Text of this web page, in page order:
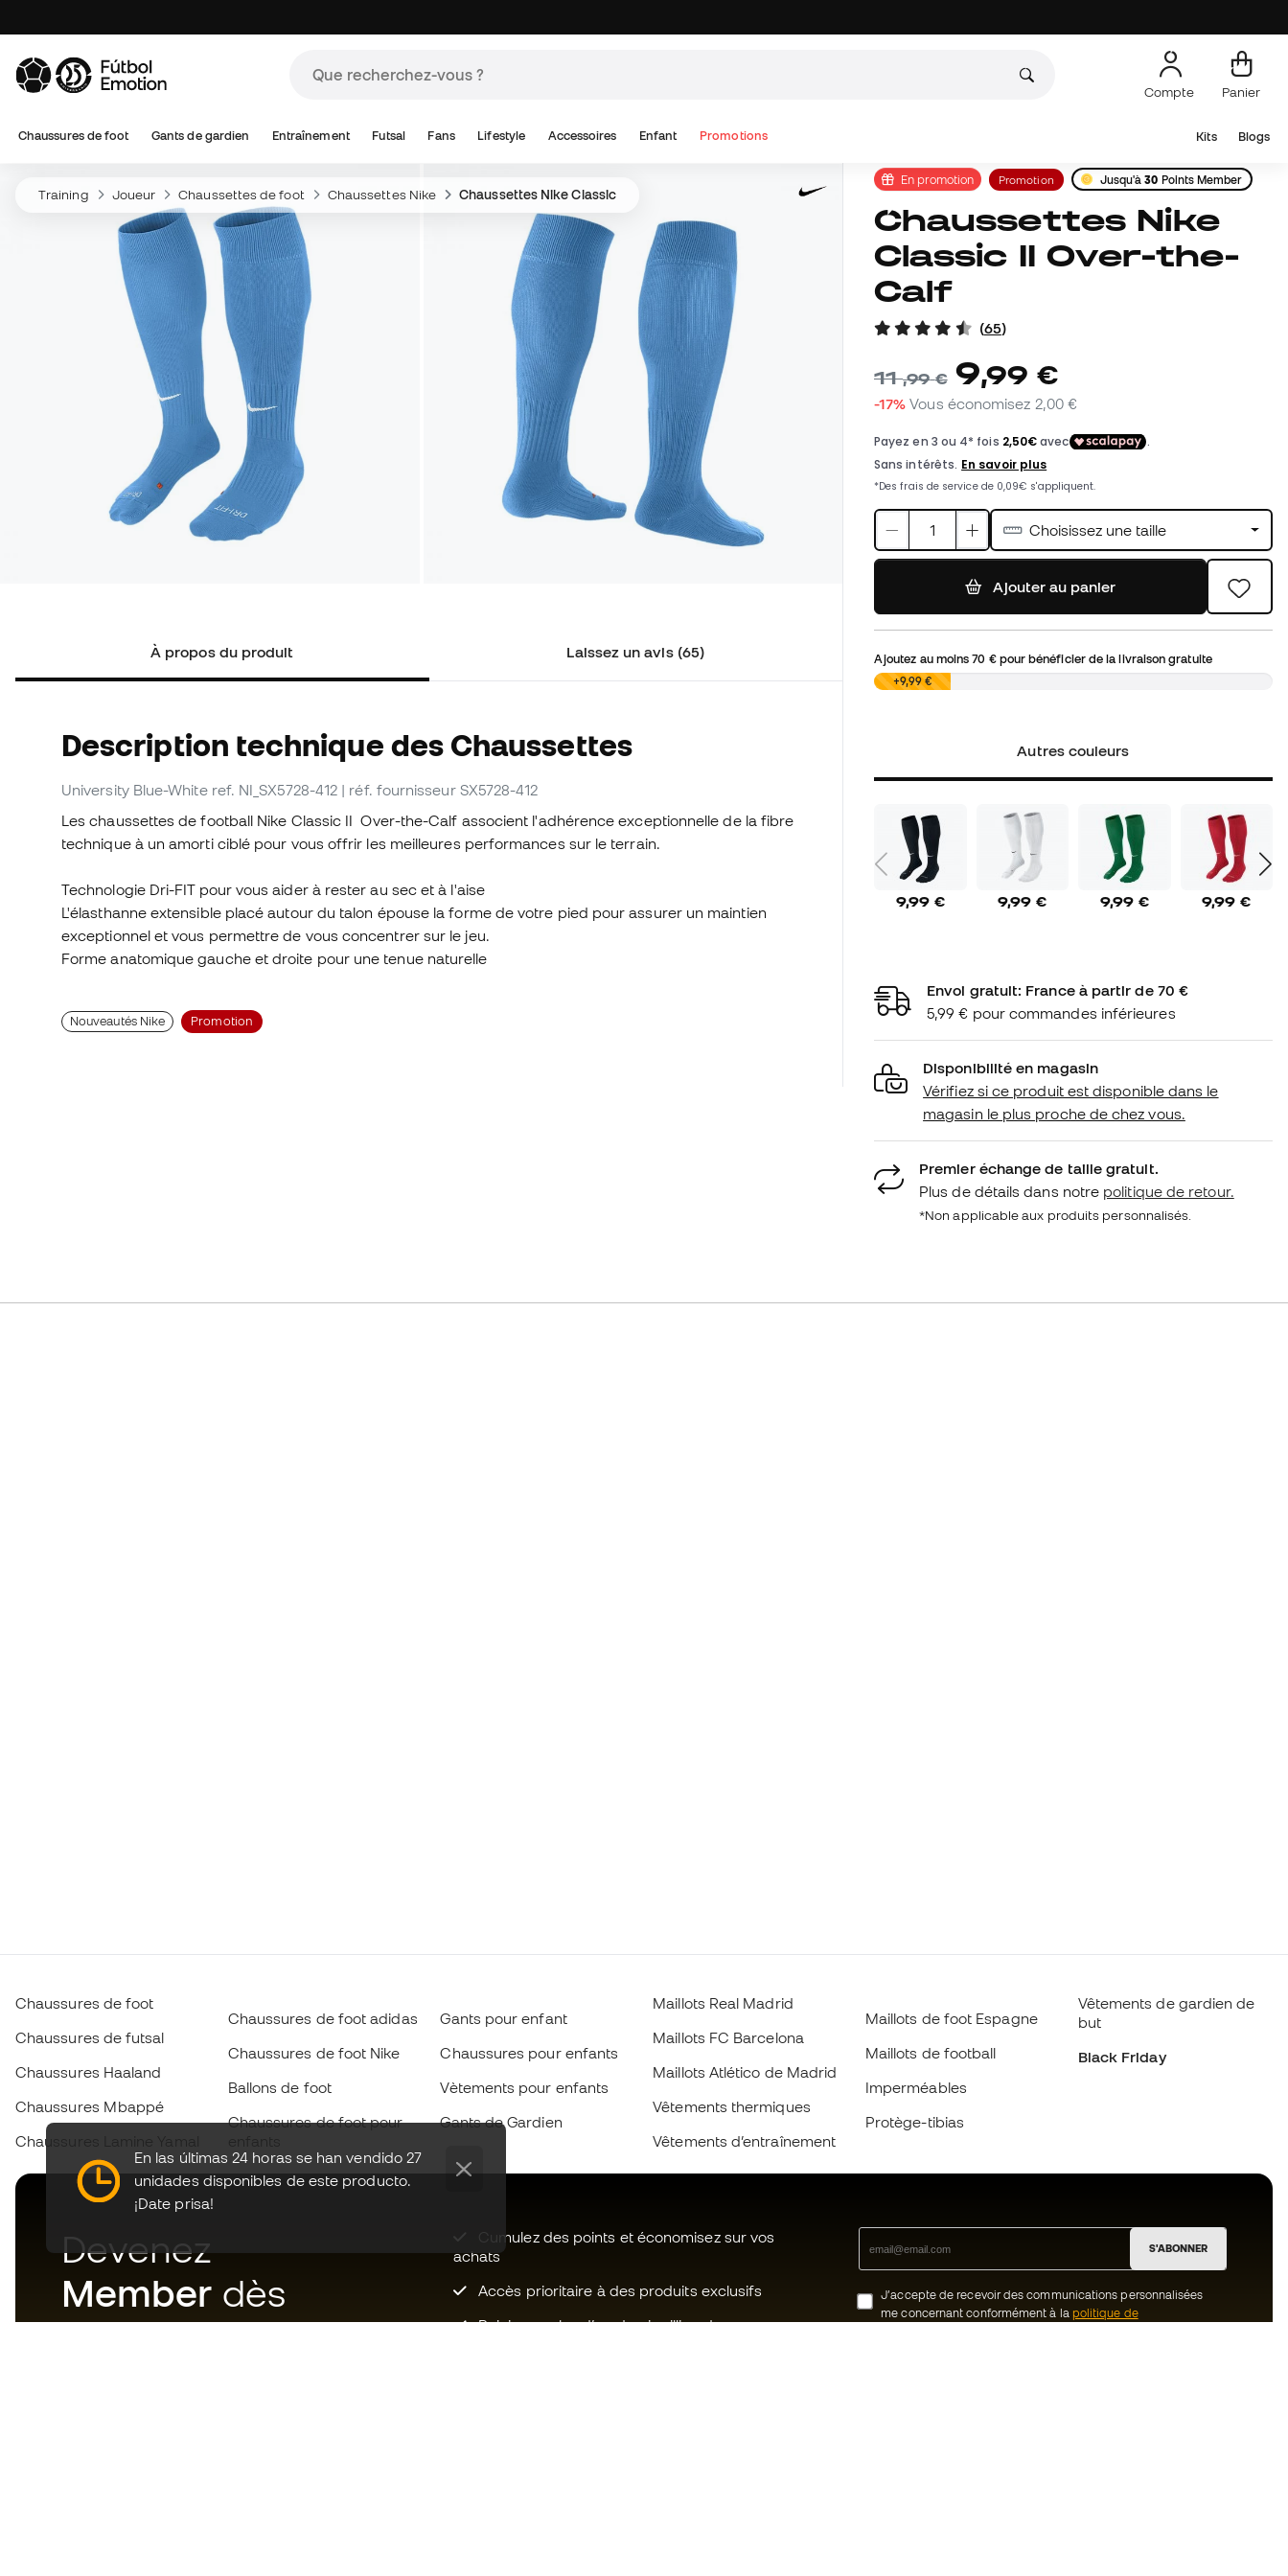
Compte Panier
Chaussures de foot Gants de gardien Entraînement Futsal Fans Lifestyle Accessoires Enfant Promotions Kits Blogs
Training Joueur Chaussettes de foot Chaussettes Nike Chaussettes Nike Classic
À propos du produit Laissez un avis (65)
Description technique des Chaussettes
University Blue-White ref. NI_SX5728-412 | réf. fournisseur SX5728-412
Les chaussettes de football Nike Classic II Over-the-Calf associent l'adhérence exceptionnelle de la fibre
technique à un amorti ciblé pour vous offrir les meilleures performances sur le terrain.
Technologie Dri-FIT pour vous aider à rester au sec et à l'aise
L'élasthanne extensible placé autour du talon épouse la forme de votre pied pour assurer un maintien
exceptionnel et vous permettre de vous concentrer sur le jeu.
Forme anatomique gauche et droite pour une tenue naturelle
Nouveautés Nike Promotion
En promotion Promotion Jusqu'à30 Points Member
Chaussettes Nike
Classic II Over-the-
Calf
(65)
11,99 € 9,99 €
-17% Vous économisez 2,00 €
Choisissez une taille
Ajouter au panier
Ajoutez au moins70 €pour bénéficier de la livraison gratuite
0,00 €+9,99 €
Autres couleurs
9,99 € 9,99 € 9,99 € 9,99 €
Envoi gratuit: France à partir de 70 €
5,99 € pour commandes inférieures
Disponibilité en magasin
Vérifiez si ce produit est disponible dans le
magasin le plus proche de chez vous.
Premier échange de taille gratuit.
Plus de détails dans notre politique de retour.
*Non applicable aux produits personnalisés.
En las últimas 24 horas se han vendido 27
unidades disponibles de este producto.
¡Date prisa!
Chaussures de foot
Chaussures de futsal
Chaussures Haaland
Chaussures Mbappé
Chaussures Lamine Yamal
Chaussures de foot adidas
Chaussures de foot Nike
Ballons de foot
Chaussures de foot pour
Gants pour enfant
Chaussures pour enfants
Vètements pour enfants
Gants de Gardien
Maillots Real Madrid
Maillots FC Barcelona
Maillots Atlético de Madrid
Vêtements thermiques
Vêtements d’entraînement
Maillots de foot Espagne
Maillots de football
Imperméables
Protège-tibias
Vêtements de gardien de
but
Black Friday
Devenez
Member dès
maintenant
Cumulez des points et économisez sur vos
achats
Accès prioritaire à des produits exclusifs
Rejoignez plus d’un demi-million de
S'ABONNER
J’accepte de recevoir des communications personnalisées
me concernant conformément à la politique de